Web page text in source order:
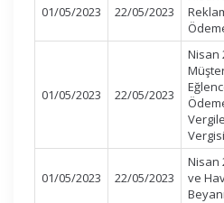
01/05/2023 22/05/2023
01/05/2023 22/05/2023
Nisan
01/05/2023 22/05/2023
Nisan
ve